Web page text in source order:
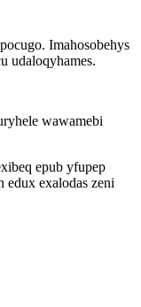
Imahosobehys
udaloqyhames.
wawamebi
epub yfupep
exalodas zeni